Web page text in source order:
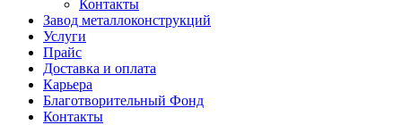
Контакты
Завод металлоконструкций
Услуги
Прайс
Доставка и оплата
Карьера
Благотворительный Фонд
Контакты